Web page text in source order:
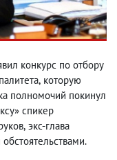
конкурс по отбору
, которую
полномочий покинул
спикер
, экс-глава